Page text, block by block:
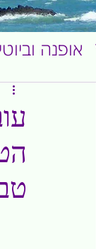
▽ אופנה וביוטי